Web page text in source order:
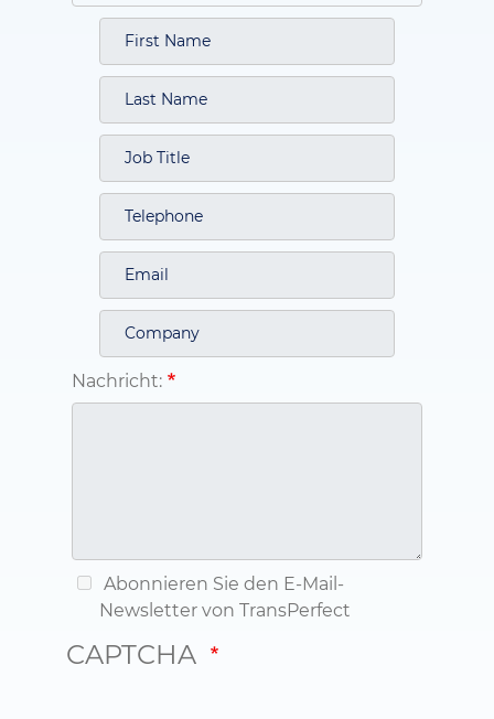
Nachricht:
Abonnieren Sie den E-Mail-
Newsletter von TransPerfect
CAPTCHA